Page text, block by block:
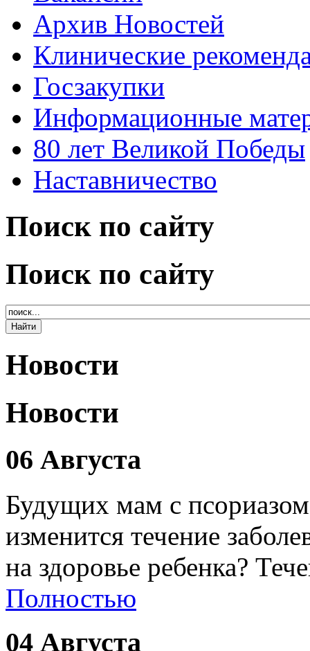
Архив Новостей
Клинические
Госзакупки
Информационные
80 лет Великой Победы
Наставничество
Поиск по сайту
Поиск по сайту
Новости
Новости
06 Августа
Будущих мам с
изменится течение
на здоровье ребенка?
Полностью
04 Августа